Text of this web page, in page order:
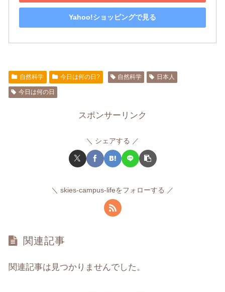
Yahoo!ショッピングで見る
自然科学 今日は何の日? 自然科学 日本人
今日は何の日
スポンサーリンク
シェアする
skies-campus-lifeをフォローする
関連記事
関連記事は見つかりませんでした。